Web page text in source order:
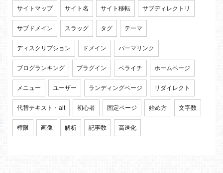
サイトマップ サイト名 サイト移転 サブディレクトリ
サブドメイン スラッグ タグ テーマ
ディスクリプション ドメイン パーマリンク
ブログランキング プラグイン ペライチ ホームページ
メニュー ユーザー ランディングページ リダイレクト
代替テキスト・alt 初心者 固定ページ 始め方 文字数
権限 画像 解析 記事数 高速化